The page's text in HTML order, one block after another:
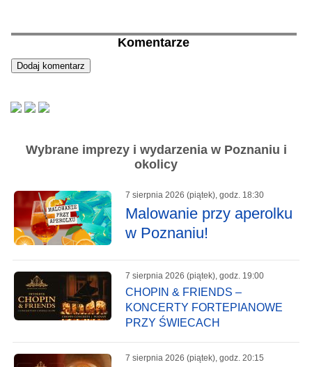
Komentarze
Wybrane imprezy i wydarzenia w Poznaniu i
okolicy
7 sierpnia 2026 (piątek), godz. 18:30
Malowanie przy aperolku
w Poznaniu!
7 sierpnia 2026 (piątek), godz. 19:00
CHOPIN & FRIENDS –
KONCERTY FORTEPIANOWE
PRZY ŚWIECACH
7 sierpnia 2026 (piątek), godz. 20:15